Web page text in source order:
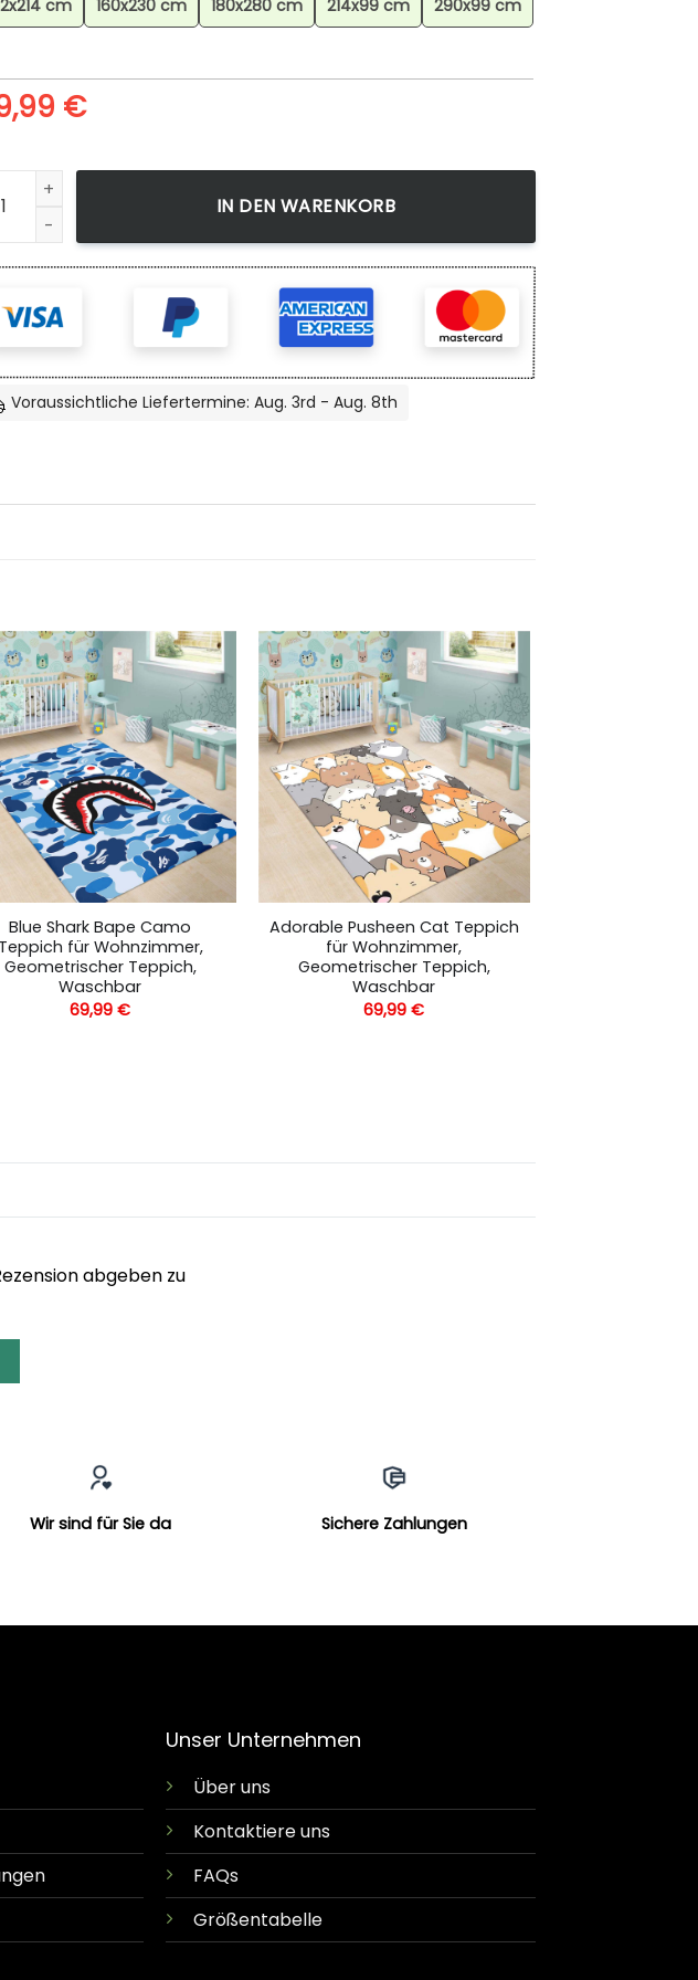
cm 160x230 cm 180x280 cm 214x99 cm 290x99 cm
€
Hendrix Teppich für Wohnzimmer, Geometrischer Teppich, Waschbar Menge
IN DEN WARENKORB
Voraussichtliche Liefertermine: Aug. 3rd - Aug. 8th
Blue Shark Bape Camo
Teppich für Wohnzimmer,
Geometrischer Teppich,
Waschbar
69,99€
Adorable Pusheen Cat Teppich
für Wohnzimmer,
Geometrischer Teppich,
Waschbar
69,99€
abgeben zu
Wir sind für Sie da Sichere Zahlungen
Unser Unternehmen
Über uns
Kontaktiere uns
FAQs
Größentabelle